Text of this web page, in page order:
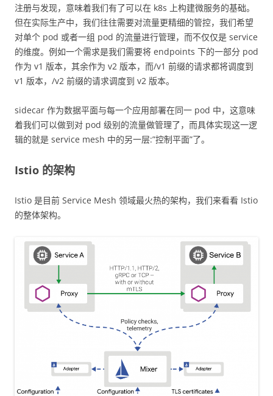
注册与发现，意味着我们有了可以在 k8s 上构建微服务的基础。
但在实际生产中，我们往往需要对流量更精细的管控，我们希望
对单个 pod 或者一组 pod 的流量进行管理，而不仅仅是 service
的维度。例如一个需求是我们需要将 endpoints 下的一部分 pod
作为 v1 版本，其余作为 v2 版本，而/v1 前缀的请求都将调度到
v1 版本，/v2 前缀的请求调度到 v2 版本。
sidecar 作为数据平面与每一个应用部署在同一 pod 中，这意味
着我们可以做到对 pod 级别的流量做管理了，而具体实现这一逻
辑的就是 service mesh 中的另一层:”控制平面”了。
Istio 的架构
Istio 是目前 Service Mesh 领域最火热的架构，我们来看看 Istio
的整体架构。